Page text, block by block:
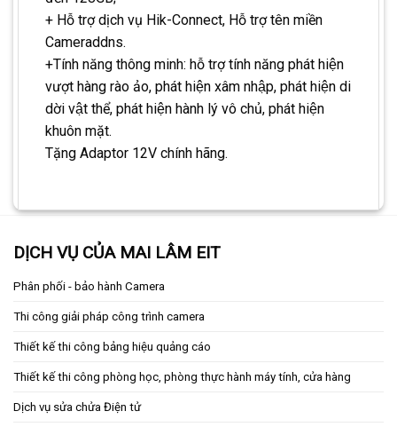
+ Hỗ trợ dịch vụ Hik-Connect, Hỗ trợ tên miền
Cameraddns.
+Tính năng thông minh: hỗ trợ tính năng phát hiện
vượt hàng rào ảo, phát hiện xâm nhập, phát hiện di
dời vật thể, phát hiện hành lý vô chủ, phát hiện
khuôn mặt.
Tặng Adaptor 12V chính hãng.
DỊCH VỤ CỦA MAI LÂM EIT
Phân phối - bảo hành Camera
Thi công giải pháp công trình camera
Thiết kế thi công bảng hiệu quảng cáo
Thiết kế thi công phòng học, phòng thực hành máy tính, cửa hàng
Dịch vụ sửa chửa Điện tử